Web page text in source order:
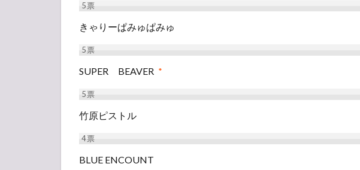
5票
きゃりーぱみゅぱみゅ
5票
SUPER BEAVER *
5票
竹原ピストル
4票
BLUE ENCOUNT